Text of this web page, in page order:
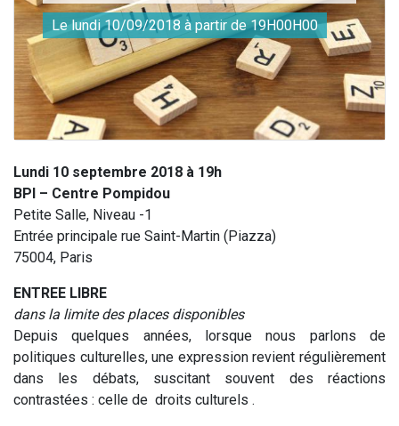
Le lundi 10/09/2018 à partir de 19H00H00
Lundi 10 septembre 2018 à 19h
BPI – Centre Pompidou
Petite Salle, Niveau -1
Entrée principale rue Saint-Martin (Piazza)
75004, Paris
ENTREE LIBRE
dans la limite des places disponibles
Depuis quelques années, lorsque nous parlons de
politiques culturelles, une expression revient régulièrement
dans les débats, suscitant souvent des réactions
contrastées : celle de droits culturels .